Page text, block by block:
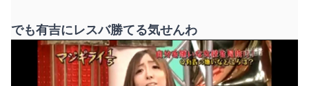
でも有吉にレスバ勝てる気せんわ